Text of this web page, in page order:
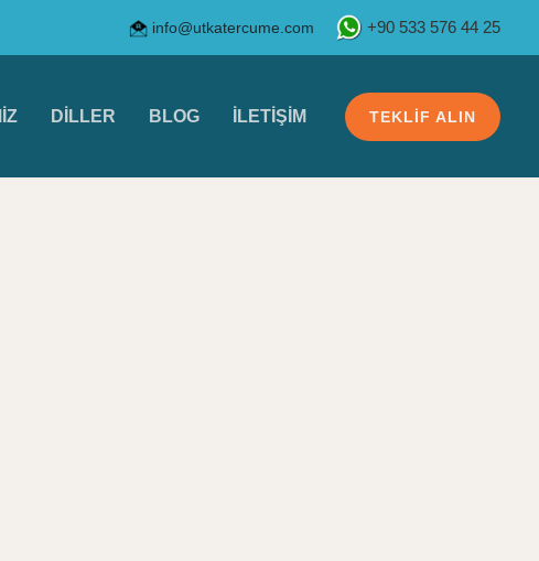
info@utkatercume.com +90 533 576 44 25
DILLER BLOG İLETIŞIM TEKLIF ALIN